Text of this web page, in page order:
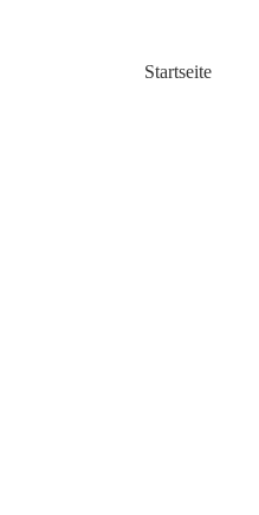
Startseite